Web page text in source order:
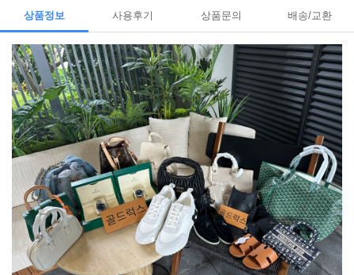
상품정보 사용후기 상품문의 배송/교환